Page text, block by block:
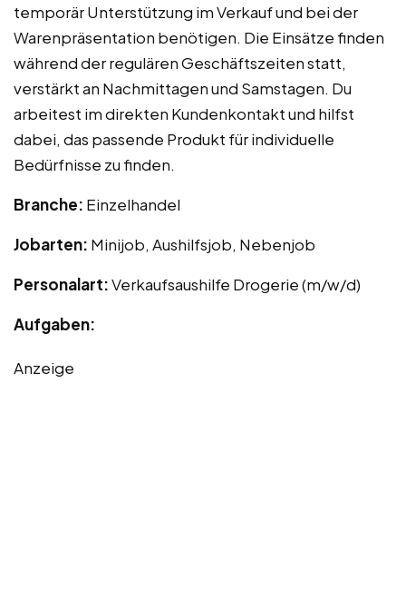
temporär Unterstützung im Verkauf und bei der
Warenpräsentation benötigen. Die Einsätze finden
während der regulären Geschäftszeiten statt,
verstärkt an Nachmittagen und Samstagen. Du
arbeitest im direkten Kundenkontakt und hilfst
dabei, das passende Produkt für individuelle
Bedürfnisse zu finden.
Branche: Einzelhandel
Jobarten: Minijob, Aushilfsjob, Nebenjob
Personalart:Verkaufsaushilfe Drogerie (m/w/d)
Aufgaben:
Anzeige